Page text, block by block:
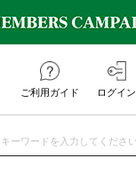
ご利用ガイド ログイン